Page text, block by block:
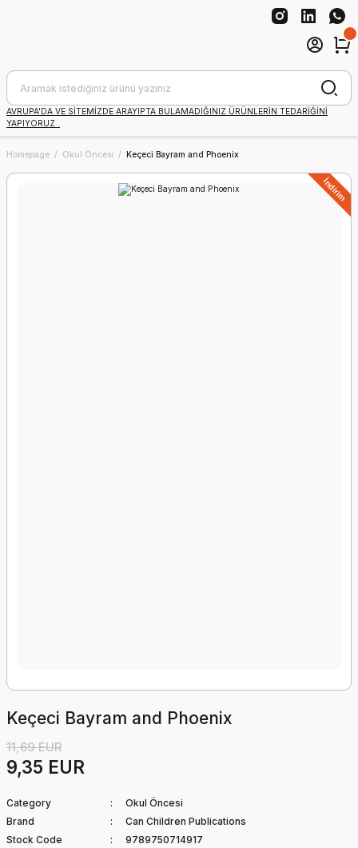
AVRUPA'DA VE SİTEMİZDE ARAYIPTA BULAMADIĞINIZ ÜRÜNLERİN TEDARİĞİNİ
YAPIYORUZ .
Homepage Okul Öncesi Keçeci Bayram and Phoenix
İndirim
Keçeci Bayram and Phoenix
11,69 EUR
9,35 EUR
Category
Okul Öncesi
Brand
Can Children Publications
Stock Code
9789750714917